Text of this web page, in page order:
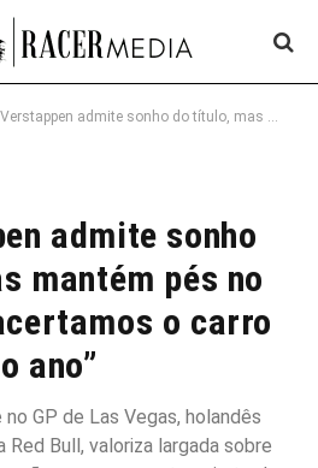
admite sonho do título, mas mantém pés no chão: “Não acertamos o carro no começo do ano”
admite sonho
mantém pés no
o carro
ano”
GP de Las Vegas, holandês
Bull, valoriza largada sobre